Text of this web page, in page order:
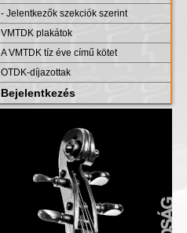
- Jelentkezők szekciók szerint
VMTDK plakátok
A VMTDK tíz éve című kötet
OTDK-díjazottak
Bejelentkezés